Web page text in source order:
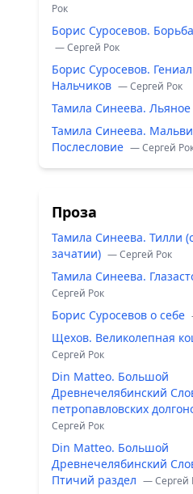
Рок
Борис Суросевов.
— Сергей Рок
Борис Суросевов.
Нальчиков — Сергей Рок
Тамила Синеева. Льяное
Тамила Синеева.
Послесловие — Сергей
Проза
Тамила Синеева. Тилли
зачатии) — Сергей Рок
Тамила Синеева.
Сергей Рок
Борис Суросевов о себе
Щехов. Великолепная
Сергей Рок
Din Matteo. Большой
Древнечелябинский
петропавловских
Сергей Рок
Din Matteo. Большой
Древнечелябинский
Птичий раздел — Сергей